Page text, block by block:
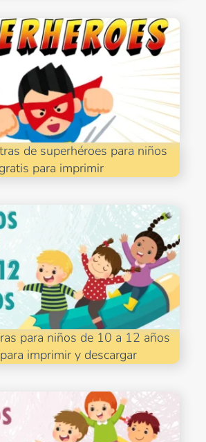
de superhéroes para niños
gratis para imprimir
para niños de 10 a 12 años
imprimir y descargar